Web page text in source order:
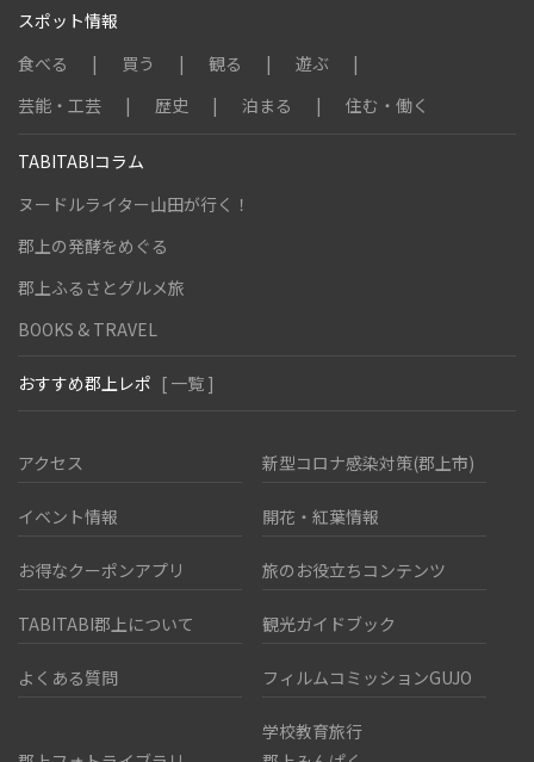
スポット情報
食べる
買う 観る
遊ぶ
芸能・工芸
歴史 泊まる 住む・働く
TABITABIコラム
ヌードルライター山田が行く！
郡上の発酵をめぐる
郡上ふるさとグルメ旅
BOOKS & TRAVEL
おすすめ郡上レポ [ 一覧 ]
アクセス 新型コロナ感染対策(郡上市)
イベント情報 開花・紅葉情報
お得なクーポンアプリ 旅のお役立ちコンテンツ
TABITABI郡上について 観光ガイドブック
よくある質問 フィルムコミッションGUJO
学校教育旅行